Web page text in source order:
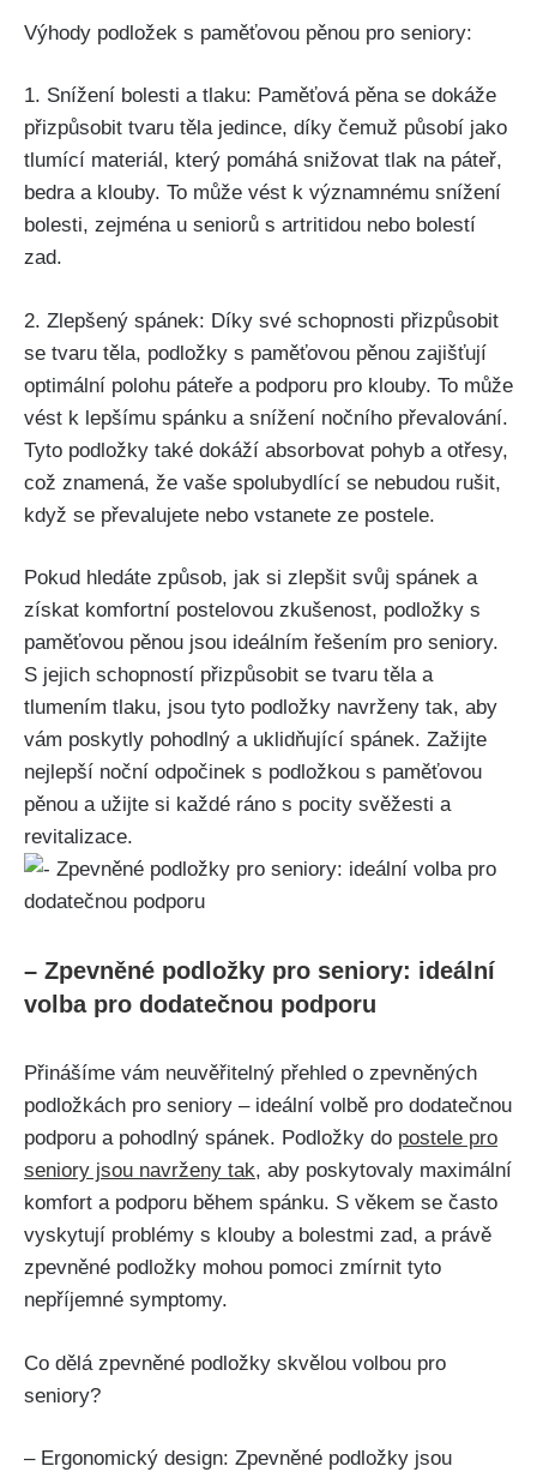
Výhody podložek s paměťovou pěnou pro seniory:
1. Snížení ⁢bolesti a tlaku:⁣ Paměťová pěna se ⁣dokáže
přizpůsobit tvaru ‍těla jedince,‌ díky čemuž působí jako
tlumící materiál, který pomáhá snižovat tlak na páteř,
⁢bedra a klouby. To může ​vést k významnému snížení
bolesti, zejména u seniorů⁣ s artritidou nebo bolestí
zad.
2. ⁢Zlepšený⁤ spánek: Díky své schopnosti přizpůsobit
se tvaru těla, podložky s paměťovou pěnou⁢ zajišťují
optimální ⁤polohu páteře a podporu ​pro klouby. To může
vést k lepšímu spánku a snížení nočního převalování.
Tyto podložky také dokáží absorbovat pohyb a otřesy,
což znamená, že ‍vaše spolubydlící se nebudou rušit,
když se ​převalujete nebo vstanete ze postele.
Pokud hledáte způsob, jak si‌ zlepšit svůj spánek a
získat komfortní postelovou‌ zkušenost, podložky s
⁣paměťovou pěnou ‌jsou ideálním řešením pro seniory.
S jejich schopností přizpůsobit​ se tvaru ‍těla a
tlumením tlaku, jsou tyto podložky navrženy tak, aby
⁤vám ‌poskytly pohodlný a uklidňující spánek. ⁣Zažijte
nejlepší noční odpočinek s podložkou s⁣ paměťovou
pěnou a užijte si každé ‌ráno s pocity svěžesti a
revitalizace.
– Zpevněné podložky⁢ pro seniory: ideální
volba ‍pro‌ dodatečnou podporu
Přinášíme vám neuvěřitelný přehled o zpevněných
podložkách pro seniory – ideální volbě ⁤pro dodatečnou
podporu a pohodlný spánek. Podložky do postele⁣ pro
seniory⁢ jsou ⁣navrženy tak, aby poskytovaly maximální
komfort a ⁤podporu během spánku. S věkem se často‌
vyskytují problémy s klouby a ‍bolestmi zad, a ‍právě
zpevněné podložky mohou pomoci zmírnit tyto
nepříjemné symptomy.
Co ‍dělá zpevněné podložky skvělou volbou pro ​
seniory?
– Ergonomický design: Zpevněné podložky jsou